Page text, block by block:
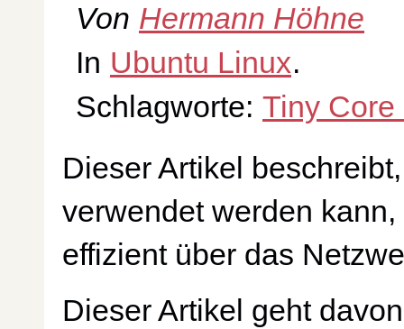
Von Hermann Höhne
In Ubuntu Linux.
Schlagworte: Tiny Core
Dieser Artikel
verwendet werden
effizient über das
Dieser Artikel geht